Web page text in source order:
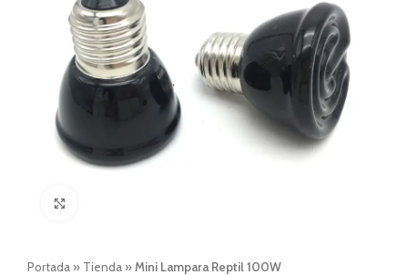
Portada » Tienda »Mini Lampara Reptil 100W